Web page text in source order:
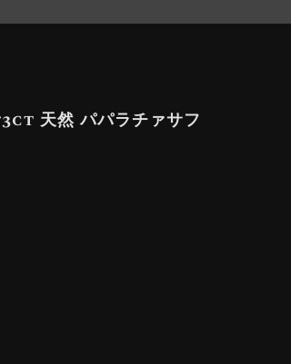
天然 パパラチァサフ